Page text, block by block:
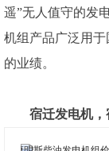
遥”无人值守的发
机组产品广泛用
的业绩。
宿迁发电机